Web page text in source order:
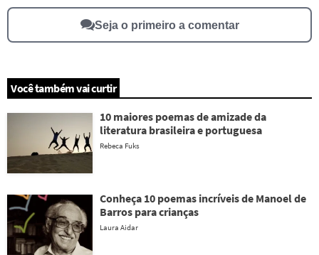
Seja o primeiro a comentar
Você também vai curtir
10 maiores poemas de amizade da
literatura brasileira e portuguesa
Rebeca Fuks
Conheça 10 poemas incríveis de Manoel de
Barros para crianças
Laura Aidar